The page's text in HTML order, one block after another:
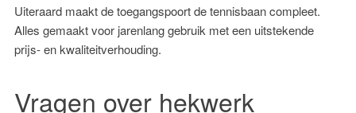
Uiteraard maakt de toegangspoort de tennisbaan compleet.
Alles gemaakt voor jarenlang gebruik met een uitstekende
prijs- en kwaliteitverhouding.
Vragen over hekwerk